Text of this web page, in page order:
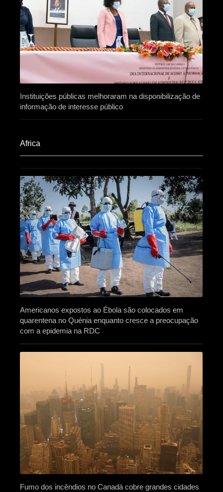
Instituições públicas melhoraram na disponibilização de
informação de interesse público
Africa​
Americanos expostos ao Ébola são colocados em
quarentena no Quénia enquanto cresce a preocupação
com a epidemia na RDC
Fumo dos incêndios no Canadá cobre grandes cidades